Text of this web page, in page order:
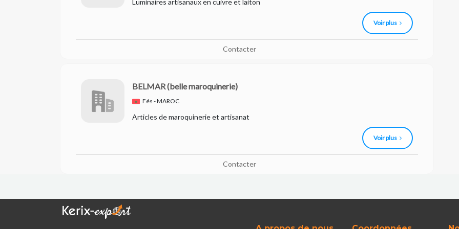
Luminaires artisanaux en cuivre et laiton
Voir plus
Contacter
BELMAR(belle maroquinerie)
Fés - MAROC
Articles de maroquinerie et artisanat
Voir plus
Contacter